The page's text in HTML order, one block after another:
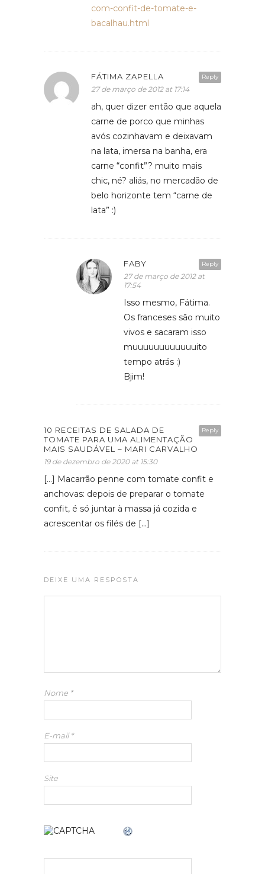
com-confit-de-tomate-e-
bacalhau.html
Reply
FÁTIMA ZAPELLA
27 de março de 2012 at 17:14
ah, quer dizer então que aquela
carne de porco que minhas
avós cozinhavam e deixavam
na lata, imersa na banha, era
carne “confit”? muito mais
chic, né? aliás, no mercadão de
belo horizonte tem “carne de
lata” :)
Reply
FABY
27 de março de 2012 at
17:54
Isso mesmo, Fátima.
Os franceses são muito
vivos e sacaram isso
muuuuuuuuuuuuito
tempo atrás :)
Bjim!
Reply
10 RECEITAS DE SALADA DE
TOMATE PARA UMA ALIMENTAÇÃO
MAIS SAUDÁVEL – MARI CARVALHO
19 de dezembro de 2020 at 15:30
[…] Macarrão penne com tomate confit e
anchovas: depois de preparar o tomate
confit, é só juntar à massa já cozida e
acrescentar os filés de […]
DEIXE UMA RESPOSTA
Nome *
E-mail*
Site